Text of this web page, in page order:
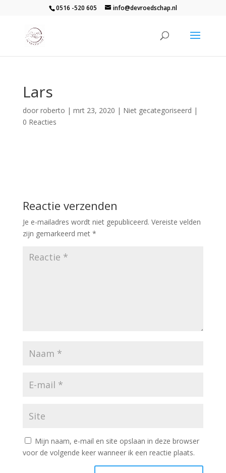
0516 -520 605 info@devroedschap.nl
Lars
door roberto | mrt 23, 2020 | Niet gecategoriseerd |
0 Reacties
Reactie verzenden
Je e-mailadres wordt niet gepubliceerd. Vereiste velden
zijn gemarkeerd met *
Mijn naam, e-mail en site opslaan in deze browser
voor de volgende keer wanneer ik een reactie plaats.